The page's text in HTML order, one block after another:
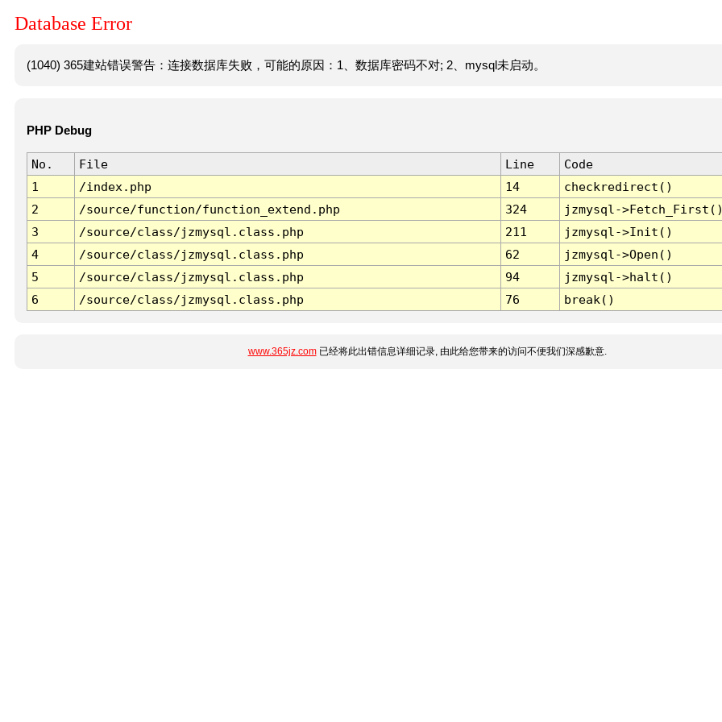
Database Error
(1040) 365建站错误警告：连接数据库失败，可能的原因：1、数据库密码不对; 2、mysql未启动。
PHP Debug
No. File Line
Code
1
/index.php 14
checkredirect()
2
/source/function/function_extend.php 324
jzmysql-
3
/source/class/jzmysql.class.php 211
jzmysql->Init()
4
/source/class/jzmysql.class.php 62
jzmysql->Open()
5
/source/class/jzmysql.class.php 94
jzmysql->halt()
6
/source/class/jzmysql.class.php 76 break()
www.365jz.com已经将此出错信息详细记录, 由此给您带来的访问不便我们深感歉意.